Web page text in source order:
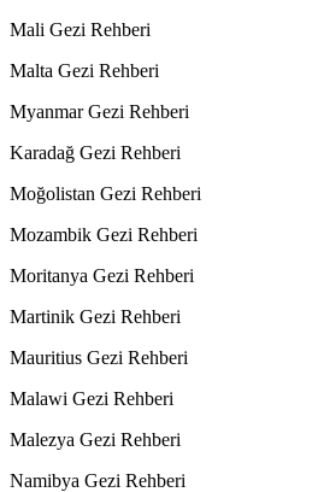
Mali Gezi Rehberi
Malta Gezi Rehberi
Myanmar Gezi Rehberi
Karadağ Gezi Rehberi
Moğolistan Gezi Rehberi
Mozambik Gezi Rehberi
Moritanya Gezi Rehberi
Martinik Gezi Rehberi
Mauritius Gezi Rehberi
Malawi Gezi Rehberi
Malezya Gezi Rehberi
Namibya Gezi Rehberi